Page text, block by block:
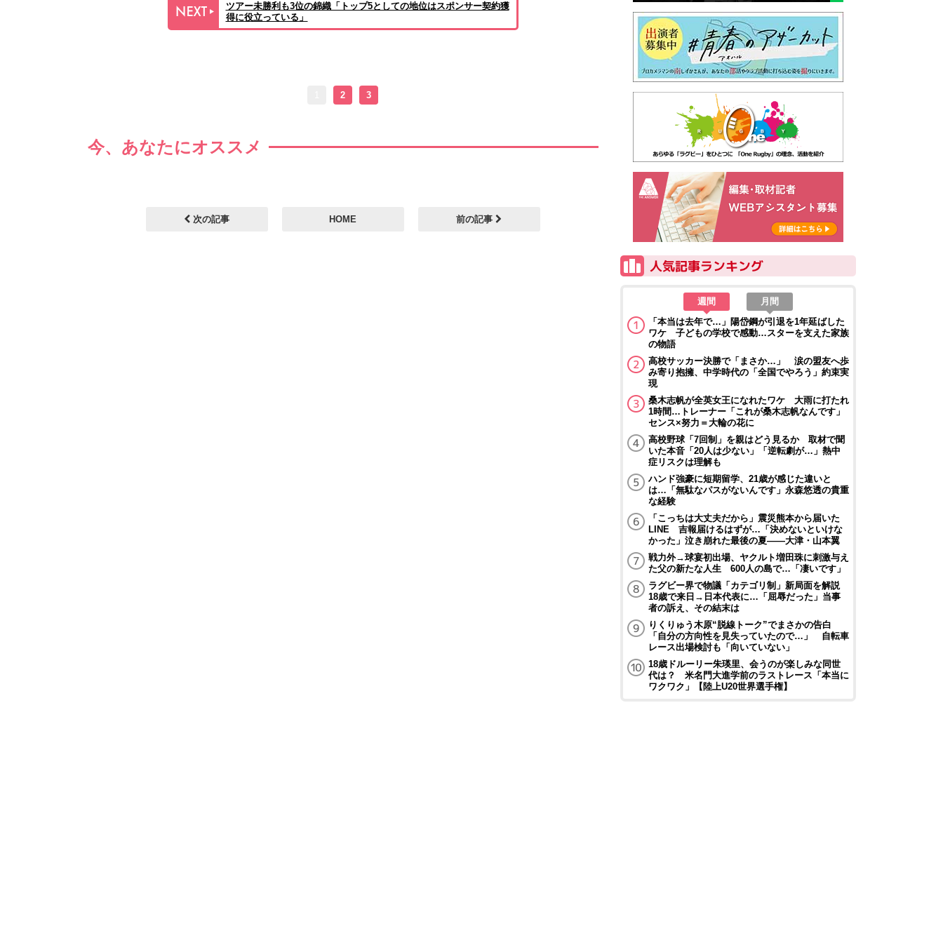
ツアー未勝利も3位の錦織「トップ5としての地位はスポンサー契約獲
得に役立っている」
2 3
今、あなたにオススメ
次の記事 HOME 前の記事
週間
月間
「本当は去年で…」陽岱鋼が引退を1年延ばした
ワケ 子どもの学校で感動…スターを支えた家族
の物語
高校サッカー決勝で「まさか…」 涙の盟友へ歩
み寄り抱擁、中学時代の「全国でやろう」約束実
現
桑木志帆が全英女王になれたワケ 大雨に打たれ
1時間…トレーナー「これが桑木志帆なんです」
センス×努力＝大輪の花に
高校野球「7回制」を親はどう見るか 取材で聞
いた本音「20人は少ない」「逆転劇が…」熱中
症リスクは理解も
ハンド強豪に短期留学、21歳が感じた違いと
は…「無駄なパスがないんです」永森悠透の貴重
な経験
「こっちは大丈夫だから」震災熊本から届いた
LINE 吉報届けるはずが…「決めないといけな
かった」泣き崩れた最後の夏――大津・山本翼
戦力外→球宴初出場、ヤクルト増田珠に刺激与え
た父の新たな人生 600人の島で…「凄いです」
ラグビー界で物議「カテゴリ制」新局面を解説
18歳で来日→日本代表に…「屈辱だった」当事
者の訴え、その結末は
りくりゅう木原“脱線トーク”でまさかの告白
「自分の方向性を見失っていたので…」 自転車
レース出場検討も「向いていない」
18歳ドルーリー朱瑛里、会うのが楽しみな同世
代は？ 米名門大進学前のラストレース「本当に
ワクワク」【陸上U20世界選手権】